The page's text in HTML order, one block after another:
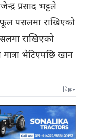
प्रसाद भट्टले
पसलमा राखिएको
राखिएको
भेटिएपछि खान
विज्ञापन